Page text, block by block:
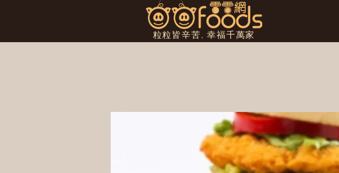
粒粒皆辛苦, 幸福千萬家